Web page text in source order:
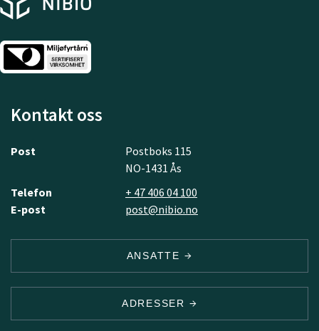
Kontakt oss
Post
Postboks 115
NO-1431 Ås
Telefon
+ 47 406 04 100
E-post
post@nibio.no
ANSATTE
ADRESSER